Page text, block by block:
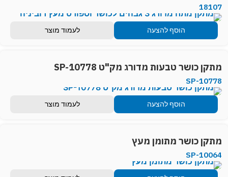
18107
הוסף להצעה לעמוד מוצר
מתקן כושר טבעות מדורג מק"ט SP-10778
SP-10778
הוסף להצעה לעמוד מוצר
מתקן כושר מתומן מעץ
SP-10064